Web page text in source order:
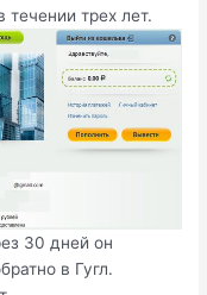
трех лет.
30 дней он
в Гугл.